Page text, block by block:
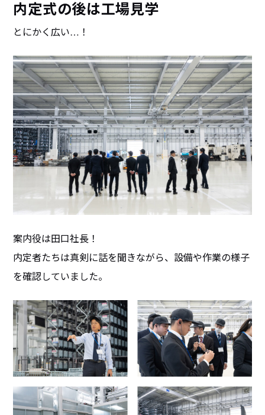
内定式の後は工場見学
とにかく広い…！
案内役は田口社長！
内定者たちは真剣に話を聞きながら、設備や作業の様子
を確認していました。